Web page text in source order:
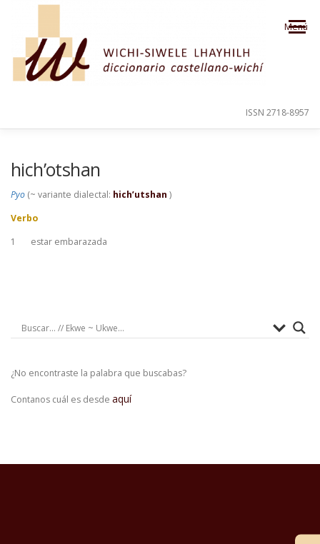
Saltar al contenido
Menú
ISSN 2718-8957
hich’otshan
Pyo (~ variante dialectal: hich’utshan )
Verbo
1
estar embarazada
¿No encontraste la palabra que buscabas?
Contanos cuál es desde aquí